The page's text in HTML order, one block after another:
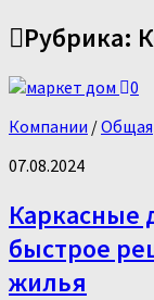
Рубрика:
0
Компании /Общая
07.08.2024
Каркасные
быстрое
жилья